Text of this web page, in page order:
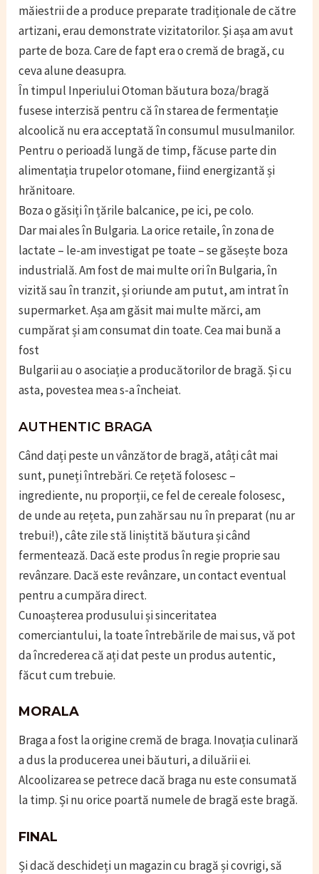
măiestrii de a produce preparate tradiționale de către
artizani, erau demonstrate vizitatorilor. Și așa am avut
parte de boza. Care de fapt era o cremă de bragă, cu
ceva alune deasupra.
În timpul Inperiului Otoman băutura boza/bragă
fusese interzisă pentru că în starea de fermentație
alcoolică nu era acceptată în consumul musulmanilor.
Pentru o perioadă lungă de timp, făcuse parte din
alimentația trupelor otomane, fiind energizantă și
hrănitoare.
Boza o găsiți în țările balcanice, pe ici, pe colo.
Dar mai ales în Bulgaria. La orice retaile, în zona de
lactate – le-am investigat pe toate – se găsește boza
industrială. Am fost de mai multe ori în Bulgaria, în
vizită sau în tranzit, și oriunde am putut, am intrat în
supermarket. Așa am găsit mai multe mărci, am
cumpărat și am consumat din toate. Cea mai bună a
fost
Bulgarii au o asociație a producătorilor de bragă. Și cu
asta, povestea mea s-a încheiat.
AUTHENTIC BRAGA
Când dați peste un vânzător de bragă, atâți cât mai
sunt, puneți întrebări. Ce rețetă folosesc –
ingrediente, nu proporții, ce fel de cereale folosesc,
de unde au rețeta, pun zahăr sau nu în preparat (nu ar
trebui!), câte zile stă liniștită băutura și când
fermentează. Dacă este produs în regie proprie sau
revânzare. Dacă este revânzare, un contact eventual
pentru a cumpăra direct.
Cunoașterea produsului și sinceritatea
comerciantului, la toate întrebările de mai sus, vă pot
da încrederea că ați dat peste un produs autentic,
făcut cum trebuie.
MORALA
Braga a fost la origine cremă de braga. Inovația culinară
a dus la producerea unei băuturi, a diluării ei.
Alcoolizarea se petrece dacă braga nu este consumată
la timp. Și nu orice poartă numele de bragă este bragă.
FINAL
Și dacă deschideți un magazin cu bragă și covrigi, să